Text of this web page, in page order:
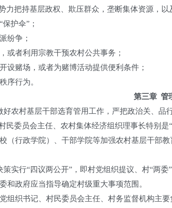
把持基层政权、欺压群众，垄断集体资源，以
护伞”；
纷争；
者利用宗教干预农村公共事务；
赌场，或者为赌博活动提供便利条件；
行为。
第三章 管
村基层干部选育管用工作，严把政治关、品
民委员会主任、农村集体经济组织理事长特别是
行政学院）、干部学院等加强农村基层干部
行“四议两公开”，即村党组织提议、村“两委
和政府应当指导确定村级重大事项范围。
织书记、村民委员会主任、村务监督机构主要